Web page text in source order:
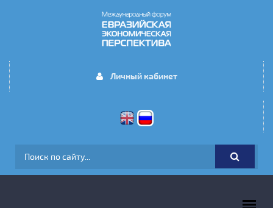
Личный кабинет
ФОРМА ПОИСКА